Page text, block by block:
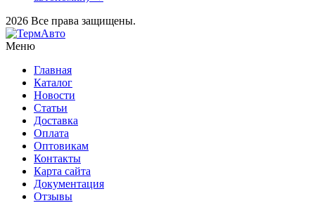
2026 Все права защищены.
Меню
Главная
Каталог
Новости
Статьи
Доставка
Оплата
Оптовикам
Контакты
Карта сайта
Документация
Отзывы